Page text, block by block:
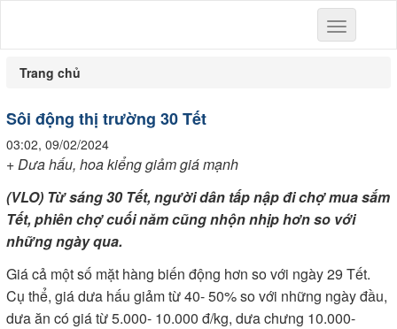
Toggle
navigation
Trang chủ
Sôi động thị trường 30 Tết
03:02, 09/02/2024
+ Dưa hấu, hoa kiểng giảm giá mạnh
(VLO) Từ sáng 30 Tết, người dân tấp nập đi chợ mua sắm
Tết, phiên chợ cuối năm cũng nhộn nhịp hơn so với
những ngày qua.
Giá cả một số mặt hàng biến động hơn so với ngày 29 Tết.
Cụ thể, giá dưa hấu giảm từ 40- 50% so với những ngày đầu,
dưa ăn có giá từ 5.000- 10.000 đ/kg, dưa chưng 10.000-